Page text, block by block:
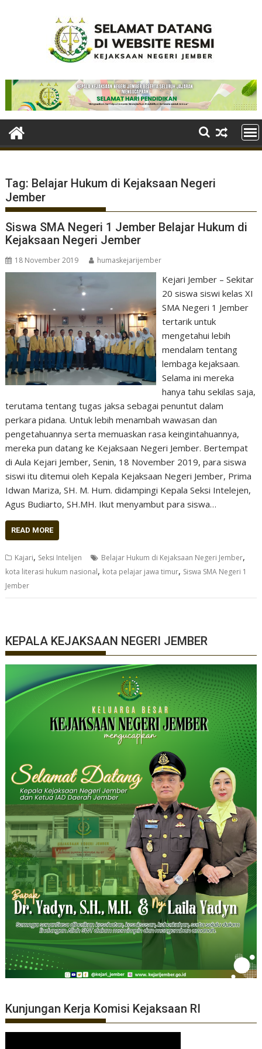
Tag: Belajar Hukum di Kejaksaan Negeri
Jember
Siswa SMA Negeri 1 Jember Belajar Hukum di
Kejaksaan Negeri Jember
18 November 2019 humaskejarijember
Kejari Jember – Sekitar
20 siswa siswi kelas XI
SMA Negeri 1 Jember
tertarik untuk
mengetahui lebih
mendalam tentang
lembaga kejaksaan.
Selama ini mereka
hanya tahu sekilas saja,
terutama tentang tugas jaksa sebagai penuntut dalam
perkara pidana. Untuk lebih menambah wawasan dan
pengetahuannya serta memuaskan rasa keingintahuannya,
mereka pun datang ke Kejaksaan Negeri Jember. Bertempat
di Aula Kejari Jember, Senin, 18 November 2019, para siswa
siswi itu ditemui oleh Kepala Kejaksaan Negeri Jember, Prima
Idwan Mariza, SH. M. Hum. didampingi Kepala Seksi Intelejen,
Agus Budiarto, SH.MH. Ikut menyambut para siswa…
READ MORE
Kajari, Seksi Intelijen Belajar Hukum di Kejaksaan Negeri Jember,
kota literasi hukum nasional, kota pelajar jawa timur, Siswa SMA Negeri 1
Jember
KEPALA KEJAKSAAN NEGERI JEMBER
Kunjungan Kerja Komisi Kejaksaan RI